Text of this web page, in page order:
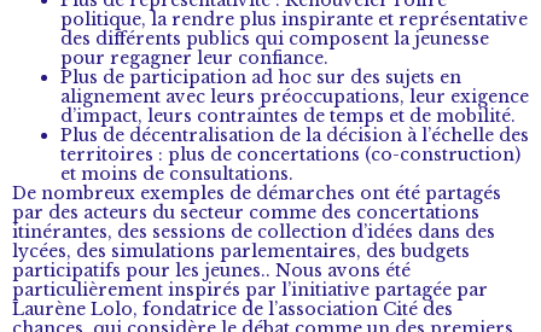
politique, la rendre plus inspirante et représentative
des différents publics qui composent la jeunesse
pour regagner leur confiance.
Plus de participation ad hoc sur des sujets en
alignement avec leurs préoccupations, leur exigence
d’impact, leurs contraintes de temps et de mobilité.
Plus de décentralisation de la décision à l’échelle des
territoires : plus de concertations (co-construction)
et moins de consultations.
De nombreux exemples de démarches ont été partagés
par des acteurs du secteur comme des concertations
itinérantes, des sessions de collection d’idées dans des
lycées, des simulations parlementaires, des budgets
participatifs pour les jeunes.. Nous avons été
particulièrement inspirés par l’initiative partagée par
Laurène Lolo, fondatrice de l’association Cité des